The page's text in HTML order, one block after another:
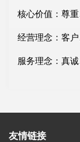
核心价值：尊
经营理念：客
服务理念：真
友情链接